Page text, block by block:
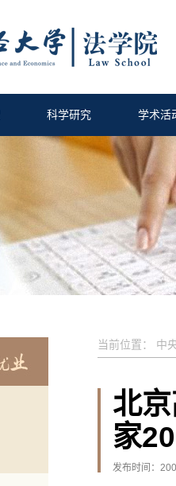
科学研究 学术活
当前位置： 中
北
家
发布时间：